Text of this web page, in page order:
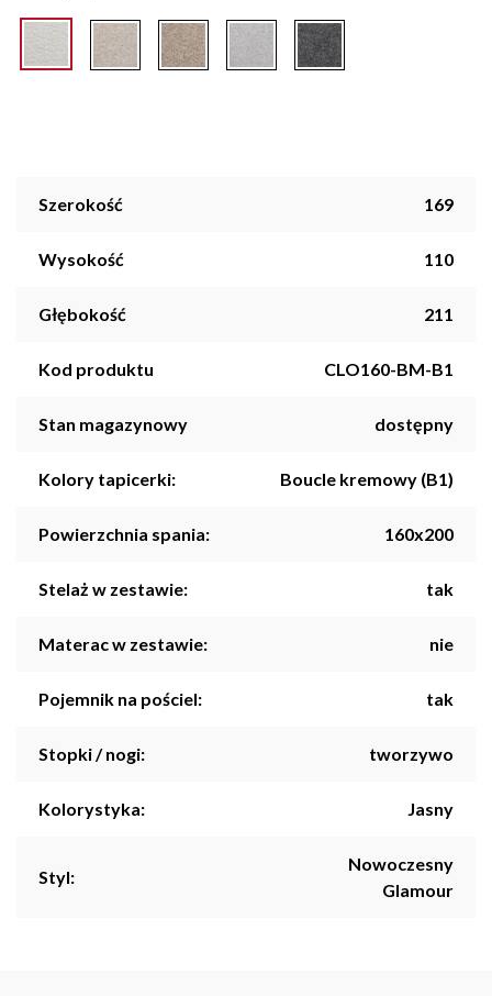
Szerokość 169
Wysokość 110
Głębokość 211
Kod produktu CLO160-BM-B1
Stan magazynowy dostępny
Kolory tapicerki: Boucle kremowy (B1)
Powierzchnia spania: 160x200
Stelaż w zestawie: tak
Materac w zestawie: nie
Pojemnik na pościel: tak
Stopki / nogi: tworzywo
Kolorystyka: Jasny
Styl:
Nowoczesny
Glamour